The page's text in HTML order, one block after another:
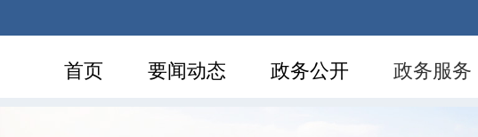
首页 要闻动态 政务公开 政务服务